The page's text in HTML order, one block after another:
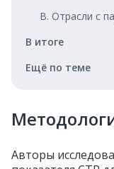
B. Отрасли с
В итоге
Ещё по теме
Авторы